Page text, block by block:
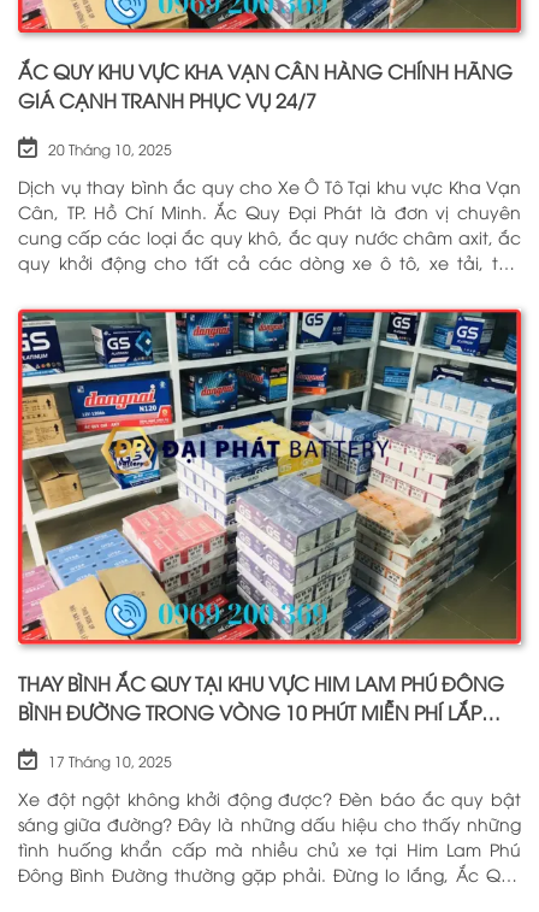
ẮC QUY KHU VỰC KHA VẠN CÂN HÀNG CHÍNH HÃNG
GIÁ CẠNH TRANH PHỤC VỤ 24/7
20 Tháng 10, 2025
Dịch vụ thay bình ắc quy cho Xe Ô Tô Tại khu vực Kha Vạn
Cân, TP. Hồ Chí Minh. Ắc Quy Đại Phát là đơn vị chuyên
cung cấp các loại ắc quy khô, ắc quy nước châm axit, ắc
quy khởi động cho tất cả các dòng xe ô tô, xe tải, tàu
hiệu như: GS, ĐỒNG NAI, VARTA, DELKOR, SOLITE, ENIMAC,
BOSCH, ROCKET. Tell: 0969 200 369
THAY BÌNH ẮC QUY TẠI KHU VỰC HIM LAM PHÚ ĐÔNG
BÌNH ĐƯỜNG TRONG VÒNG 10 PHÚT MIỄN PHÍ LẮP
17 Tháng 10, 2025
Xe đột ngột không khởi động được? Đèn báo ắc quy bật
sáng giữa đường? Đây là những dấu hiệu cho thấy những
tình huống khẩn cấp mà nhiều chủ xe tại Him Lam Phú
Đông Bình Đường thường gặp phải. Đừng lo lắng, Ắc Quy